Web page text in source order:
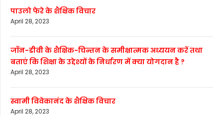
पाउलो फेरे के शैक्षिक विचार
April 28, 2023
जॉन-डीवी के शैक्षिक-चिन्तन के समीक्षात्मक अध्ययन करें तथा
बताएं कि शिक्षा के उद्देश्यों के निर्धारण में क्या योगदान है ?
April 28, 2023
स्वामी विवेकानंद के शैक्षिक विचार
April 28, 2023